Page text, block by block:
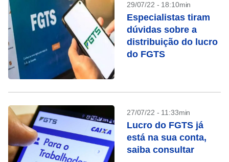
29/07/22 - 18:10min
Especialistas tiram
dúvidas sobre a
distribuição do lucro
do FGTS
27/07/22 - 11:33min
Lucro do FGTS já
está na sua conta,
saiba consultar